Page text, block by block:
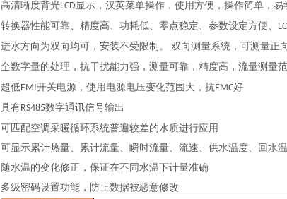
高清晰度背光LCD显示，汉英菜单操作，使用方便，操作简单，易
转换器性能可靠、精度高、功耗低、零点稳定、参数设定方便、
进水方向为双向均可，安装不受限制。
双向测量系统，可测量正
全数字量的处理，抗干扰能力强，测量可靠，精度高，流量测量
超低EMI开关电源，使用电源电压变化范围大，抗EMC好
具有RS485数字通讯信号输出
可匹配空调采暖循环系统普遍较差的水质进行应用
可显示累计热量、累计流量、瞬时流量、流速、供水温度、回水温
随水温的变化修正，保证在不同水温下计量准确
多级密码设置功能，防止数据被恶意修改